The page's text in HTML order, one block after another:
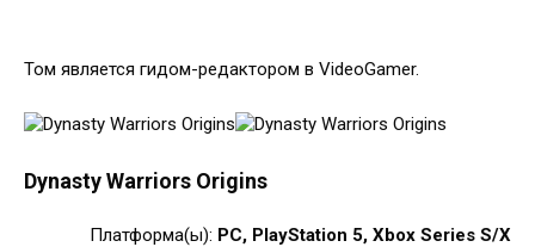
Том является гидом-редактором в VideoGamer.
Dynasty Warriors Origins
Платформа(ы): PC, PlayStation 5, Xbox Series S/X